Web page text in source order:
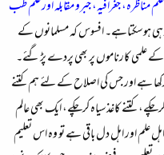
جغرافیہ، جبرو مقابلہ اور علم طب
ہی ہوسکتاہے۔ افسوس کہ مسلمانوں کے
علمی کارناموں پر بھی پردے پڑگئے۔
ہے اور جس کی اصلاح کے لئے ہم کتنے
کتنے کاغذسیاہ کرچکے، ایک بھی عالم
اہل علم اور اہل دل باقی ہے تو وہ اس تعلیم